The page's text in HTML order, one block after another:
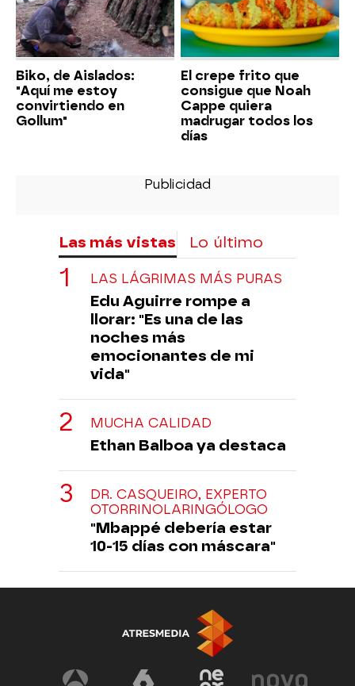
Biko, de Aislados:
"Aquí me estoy
convirtiendo en
Gollum"
El crepe frito que
consigue que Noah
Cappe quiera
madrugar todos los
días
Las más vistas Lo último
LAS LÁGRIMAS MÁS PURAS
Edu Aguirre rompe a
llorar: "Es una de las
noches más
emocionantes de mi
vida"
MUCHA CALIDAD
Ethan Balboa ya destaca
DR. CASQUEIRO, EXPERTO
OTORRINOLARINGÓLOGO
"Mbappé debería estar
10-15 días con máscara"